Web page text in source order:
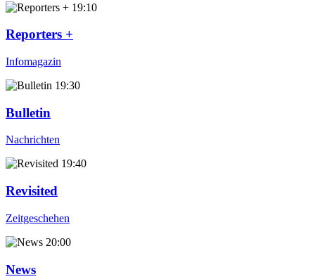
19:10
Reporters +
Infomagazin
19:30
Bulletin
Nachrichten
19:40
Revisited
Zeitgeschehen
20:00
News